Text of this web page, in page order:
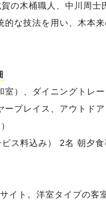
の木桶職人、中川周
的な技法を用い、木本
室）、ダイニングトレ
ープレイス、アウトド
ス料込み） 2名 朝夕食
イト。洋室タイプの客